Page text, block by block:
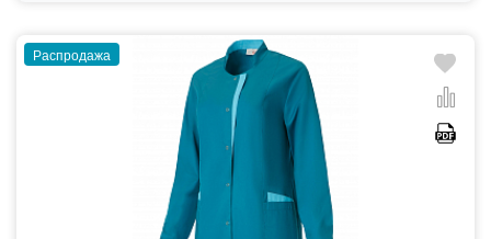
Распродажа